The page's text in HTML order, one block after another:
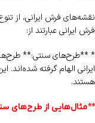
نقشه‌های فرش ایرانی، از
فرش ایرانی عبارتند از:
* **طرح‌های سنتی:**
ایرانی الهام گرفته
هستند.
**مثال‌هایی از طرح‌های